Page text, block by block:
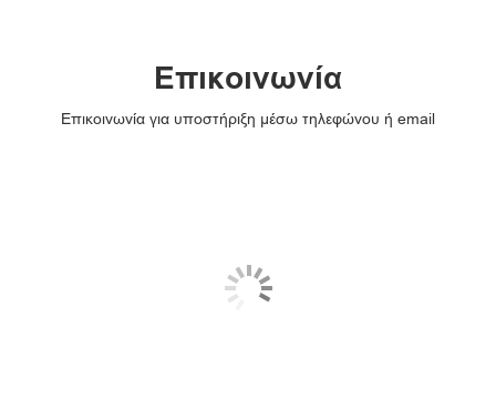
Επικοινωνία
Επικοινωνία για υποστήριξη μέσω τηλεφώνου ή email